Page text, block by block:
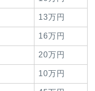
13万円
16万円
20万円
10万円